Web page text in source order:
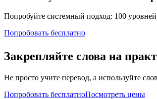
Попробуйте системный подход: 100
Попробовать бесплатно
Закрепляйте слова на
Не просто учите перевод, а используйте
Попробовать бесплатноПосмотреть цены